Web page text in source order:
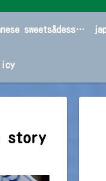
japanese sweets&dessert
story